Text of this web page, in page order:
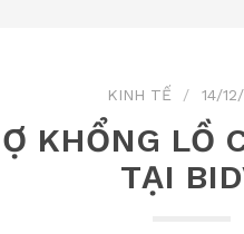
KINH TẾ 14/
KHỔNG LỒ
TẠI